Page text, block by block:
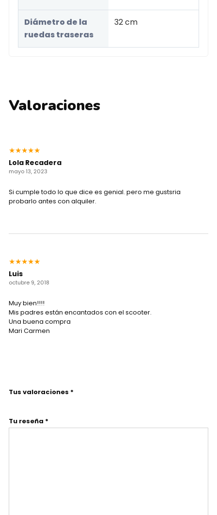
Diámetro de la
ruedas traseras
32 cm
Valoraciones
★★★★★
Lola Recadera
mayo 13, 2023
Si cumple todo lo que dice es genial. pero me gustsria
probarlo antes con alquiler.
★★★★★
Luis
octubre 9, 2018
Muy bien!!!!
Mis padres están encantados con el scooter.
Una buena compra
Mari Carmen
Tus valoraciones *
Tu reseña *